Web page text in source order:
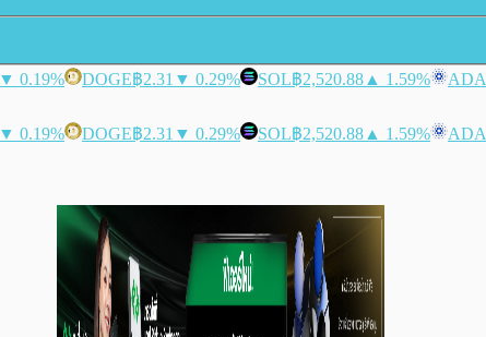
▼ 0.19% DOGE฿2.31 ▼ 0.29% SOL฿2,520.88 ▲ 1.59% ADA
▼ 0.19% DOGE฿2.31 ▼ 0.29% SOL฿2,520.88 ▲ 1.59% ADA